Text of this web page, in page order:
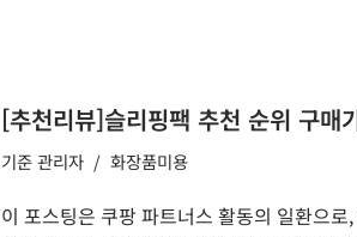
[추천리뷰]슬리핑팩 추천 순위 구
기준관리자 화장품미용
이 포스팅은 쿠팡 파트너스 활동의 일환으